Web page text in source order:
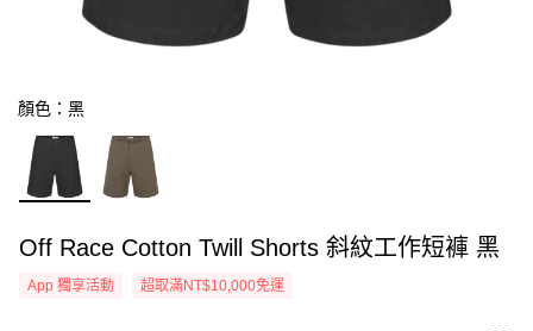
顏色：黑
Off Race Cotton Twill Shorts 斜紋工作短褲 黑
App 獨享活動 超取滿NT$10,000免運